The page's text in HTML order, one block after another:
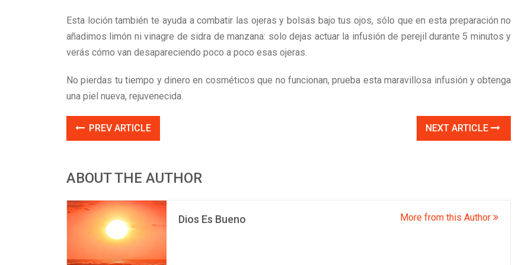
Esta loción también te ayuda a combatir las ojeras y bolsas bajo tus ojos, sólo que en esta preparación no
añadimos limón ni vinagre de sidra de manzana: solo dejas actuar la infusión de perejil durante 5 minutos y
verás cómo van desapareciendo poco a poco esas ojeras.
No pierdas tu tiempo y dinero en cosméticos que no funcionan, prueba esta maravillosa infusión y obtenga
una piel nueva, rejuvenecida.
PREV ARTICLE NEXT ARTICLE
ABOUT THE AUTHOR
Dios Es Bueno More from this Author